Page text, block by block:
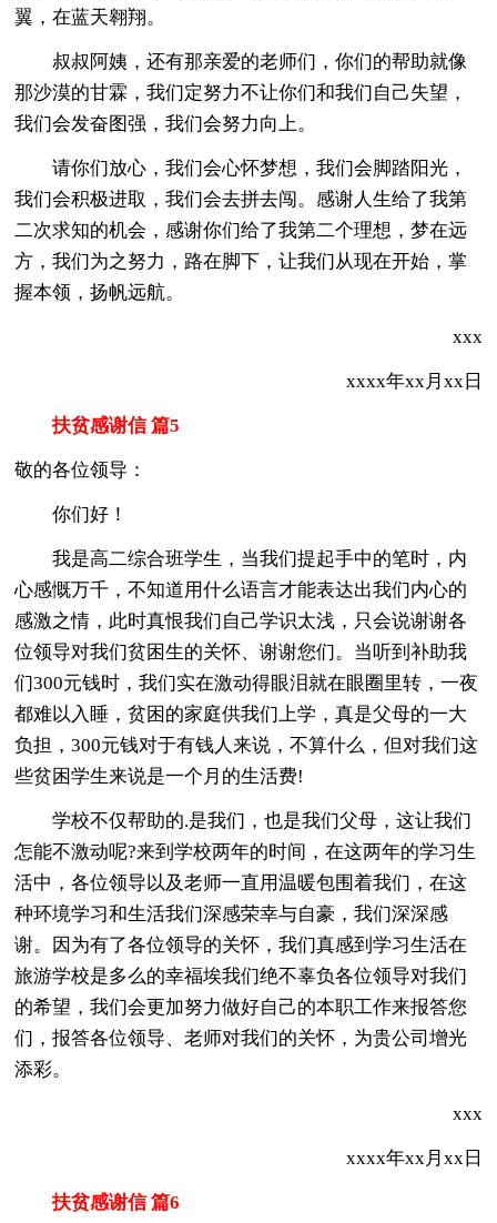
翼，在蓝天翱翔。
叔叔阿姨，还有那亲爱的老师们，你们的帮助就像
那沙漠的甘霖，我们定努力不让你们和我们自己失望，
我们会发奋图强，我们会努力向上。
请你们放心，我们会心怀梦想，我们会脚踏阳光，
我们会积极进取，我们会去拼去闯。感谢人生给了我第
二次求知的机会，感谢你们给了我第二个理想，梦在远
方，我们为之努力，路在脚下，让我们从现在开始，掌
握本领，扬帆远航。
xxx
xxxx年xx月xx日
扶贫感谢信 篇5
敬的各位领导：
你们好！
我是高二综合班学生，当我们提起手中的笔时，内
心感慨万千，不知道用什么语言才能表达出我们内心的
感激之情，此时真恨我们自己学识太浅，只会说谢谢各
位领导对我们贫困生的关怀、谢谢您们。当听到补助我
们300元钱时，我们实在激动得眼泪就在眼圈里转，一夜
都难以入睡，贫困的家庭供我们上学，真是父母的一大
负担，300元钱对于有钱人来说，不算什么，但对我们这
些贫困学生来说是一个月的生活费!
学校不仅帮助的.是我们，也是我们父母，这让我们
怎能不激动呢?来到学校两年的时间，在这两年的学习生
活中，各位领导以及老师一直用温暖包围着我们，在这
种环境学习和生活我们深感荣幸与自豪，我们深深感
谢。因为有了各位领导的关怀，我们真感到学习生活在
旅游学校是多么的幸福埃我们绝不辜负各位领导对我们
的希望，我们会更加努力做好自己的本职工作来报答您
们，报答各位领导、老师对我们的关怀，为贵公司增光
添彩。
xxx
xxxx年xx月xx日
扶贫感谢信 篇6